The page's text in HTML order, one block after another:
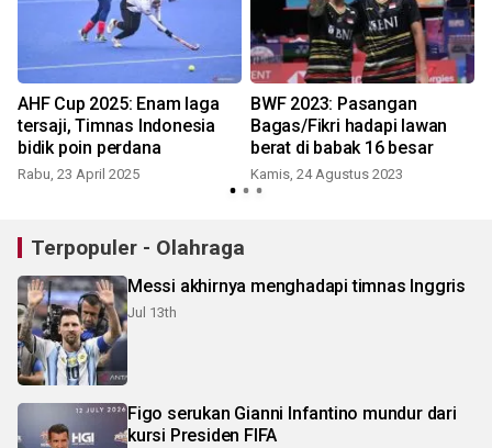
AHF Cup 2025: Enam laga
tersaji, Timnas Indonesia
bidik poin perdana
Rabu, 23 April 2025
BWF 2023: Pasangan
Bagas/Fikri hadapi lawan
berat di babak 16 besar
Kamis, 24 Agustus 2023
Terpopuler - Olahraga
Messi akhirnya menghadapi timnas Inggris
Jul 13th
Figo serukan Gianni Infantino mundur dari
kursi Presiden FIFA